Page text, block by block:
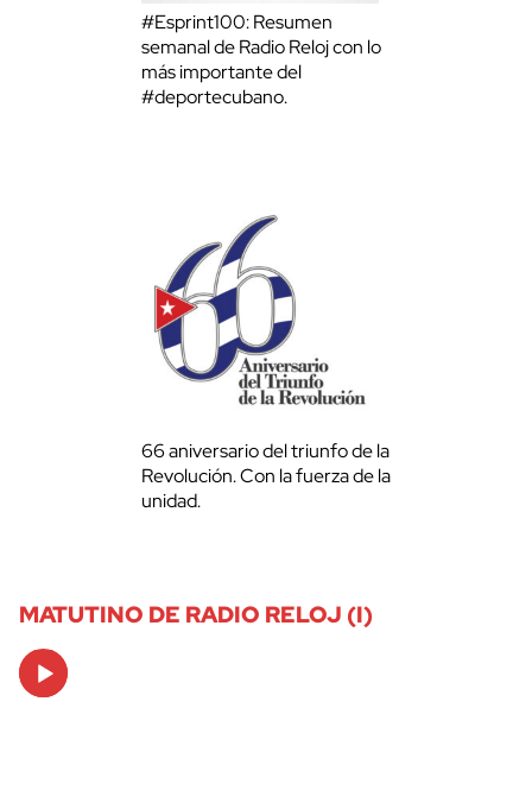
#Esprint100: Resumen
semanal de Radio Reloj con lo
más importante del
#deportecubano.
66 aniversario del triunfo de la
Revolución. Con la fuerza de la
unidad.
MATUTINO DE RADIO RELOJ (I)
Audio
Player